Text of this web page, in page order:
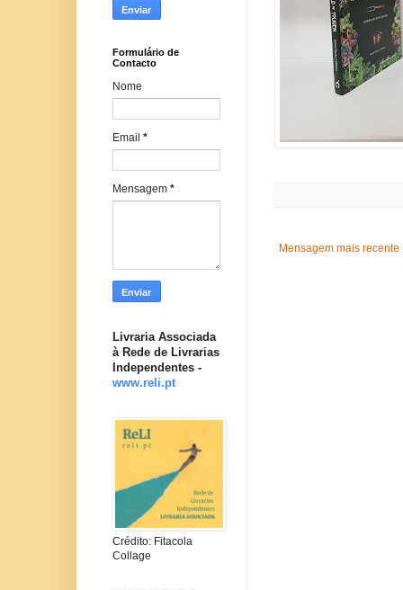
Mensagem mais recente
Formulário de
Contacto
Nome
Email *
Mensagem *
Livraria Associada
à Rede de Livrarias
Independentes -
www.reli.pt
Crédito: Fitacola
Collage